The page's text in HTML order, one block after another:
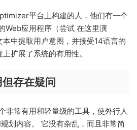
平台上构建的人，他们有一个
Web应用程序（尝试 在这里演
中提取用户意图，并接受14语言的
扩展了系统的有用性。
存在疑问
非常有用和轻量级的工具，使外行人
划内容。 它没有杂乱，而且非常简